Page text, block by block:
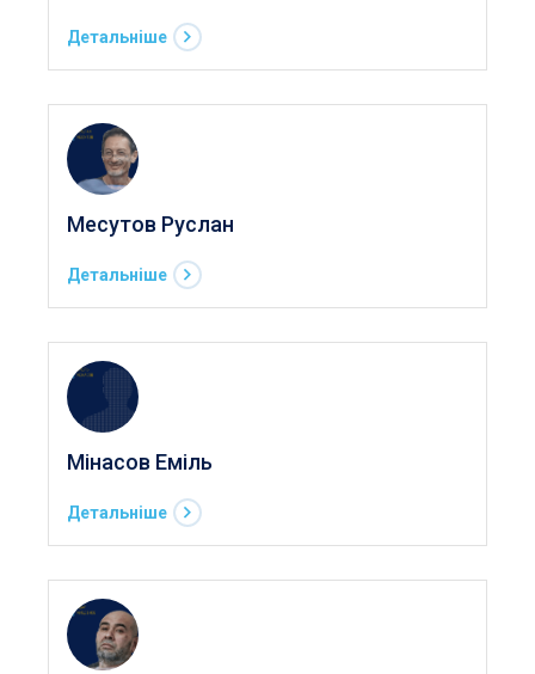
Детальніше
Месутов Руслан
Детальніше
Мінасов Еміль
Детальніше